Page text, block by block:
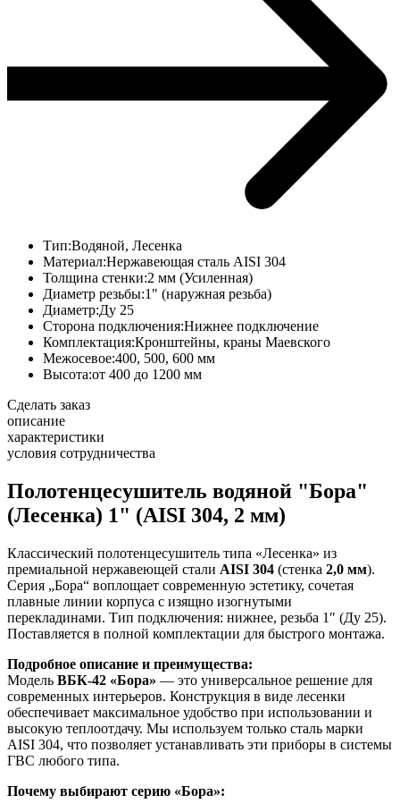
Тип:Водяной, Лесенка
Материал:Нержавеющая сталь AISI 304
Толщина стенки:2 мм (Усиленная)
Диаметр резьбы:1" (наружная резьба)
Диаметр:Ду 25
Сторона подключения:Нижнее подключение
Комплектация:Кронштейны, краны Маевского
Межосевое:400, 500, 600 мм
Высота:от 400 до 1200 мм
Сделать заказ
описание
характеристики
условия сотрудничества
Полотенцесушитель водяной "Бора"
(Лесенка) 1" (AISI 304, 2 мм)
Классический полотенцесушитель типа «Лесенка» из
премиальной нержавеющей стали AISI 304 (стенка 2,0 мм).
Серия „Бора“ воплощает современную эстетику, сочетая
плавные линии корпуса с изящно изогнутыми
перекладинами. Тип подключения: нижнее, резьба 1″ (Ду 25).
Поставляется в полной комплектации для быстрого монтажа.
Подробное описание и преимущества:
Модель ВБК-42 «Бора» — это универсальное решение для
современных интерьеров. Конструкция в виде лесенки
обеспечивает максимальное удобство при использовании и
высокую теплоотдачу. Мы используем только сталь марки
AISI 304, что позволяет устанавливать эти приборы в системы
ГВС любого типа.
Почему выбирают серию «Бора»: